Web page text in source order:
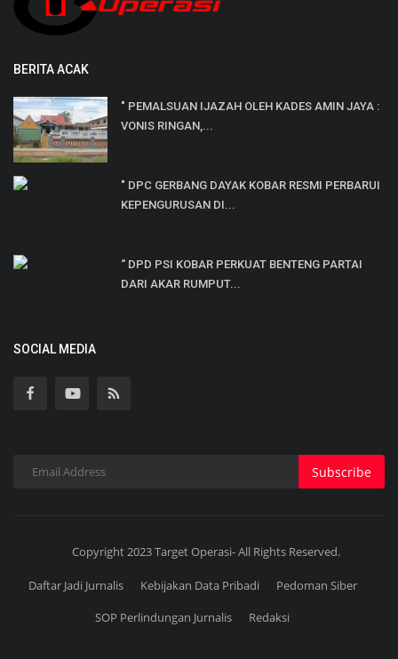
BERITA ACAK
" PEMALSUAN IJAZAH OLEH KADES AMIN JAYA :
VONIS RINGAN,...
" DPC GERBANG DAYAK KOBAR RESMI PERBARUI
KEPENGURUSAN DI...
“ DPD PSI KOBAR PERKUAT BENTENG PARTAI
DARI AKAR RUMPUT...
SOCIAL MEDIA
Subscribe
Copyright 2023 Target Operasi- All Rights Reserved.
Daftar Jadi Jurnalis Kebijakan Data Pribadi
Pedoman Siber
SOP Perlindungan Jurnalis
Redaksi